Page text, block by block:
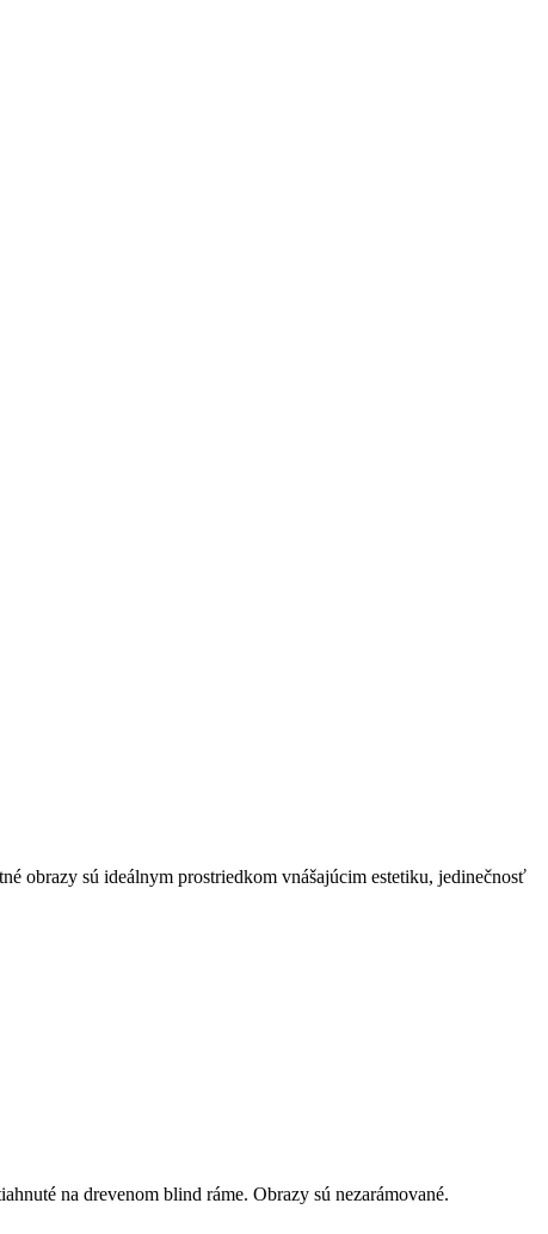
obrazy sú ideálnym prostriedkom vnášajúcim estetiku, jedinečnosť
na drevenom blind ráme. Obrazy sú nezarámované.